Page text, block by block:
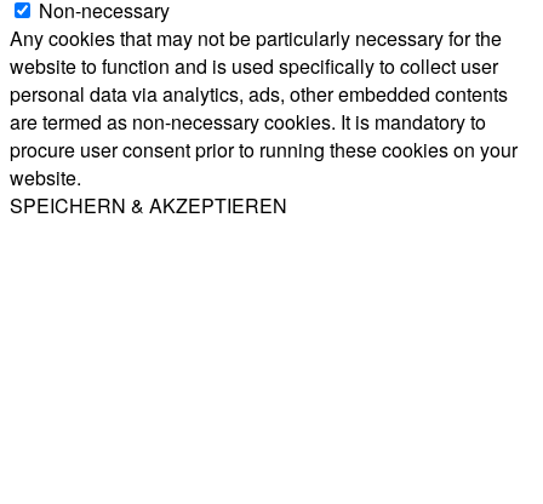
Non-necessary
Any cookies that may not be particularly necessary for the
website to function and is used specifically to collect user
personal data via analytics, ads, other embedded contents
are termed as non-necessary cookies. It is mandatory to
procure user consent prior to running these cookies on your
website.
SPEICHERN & AKZEPTIEREN